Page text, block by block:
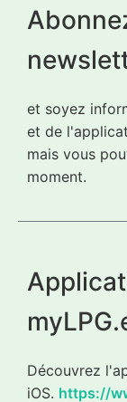
et soyez
et de
mais vous
moment.
Découvrez
iOS. https://